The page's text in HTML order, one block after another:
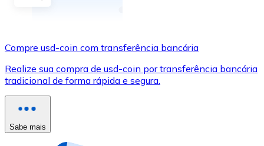
Use cartões Visa e Mastercard para comprar
Comprar com cartão
Compre usd-coin com transferência bancária
Realize sua compra de usd-coin por transferência bancária
tradicional de forma rápida e segura.
Sabe mais